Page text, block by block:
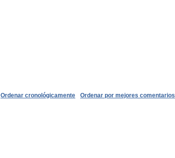
Ordenar por mejores comentarios
Ordenar cronológicamente